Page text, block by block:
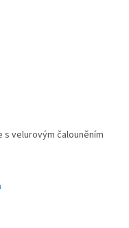
velurovým čalouněním